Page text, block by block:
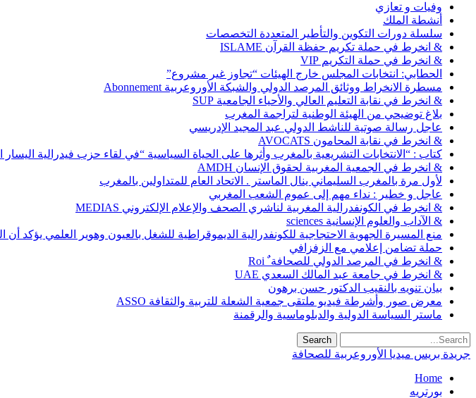
وفيات و تعازي
أنشطة الملك
سلسلة دورات التكوين والتأطير المتعددة التخصصات
& انخرط في حملة تكريم حفظة القرآن ISLAME
& انخرط في حملة التكريم VIP
الحطابي: انتخابات المجلس خارج الهيئات “تجاوز غير مشروع”
مسطرة الانخراط ووثائق المرصد الدولي والشبكة الأوروعربية Abonnement
& انخرط في نقابة التعليم العالي والأحياء الجامعية SUP
بلاغ توضيحي من الهيئة الوطنية لتراجمة المغرب
عاجل رسالة صوتية للناشط الدولي عبد المجيد الإدريسي
& انخرط في نقابة المحامون AVOCATS
كتاب : “الانتخابات التشريعية بالمغرب وأثرها على الحياة السياسية “في لقاء حزب فيدرالية
& انخرط في الجمعية المغربية لحقوق الإنسان AMDH
لأول مرة بالمغرب السليماني ينال الماستر . الاتحاد العام للمتداولين بالمغرب
عاجل و خطير : نداء مهم إلى عموم الشعب المغربي
& انخرط في الكونفدرالية المغربية لناشري الصحف والإعلام الإلكتروني MEDIAS
& الآداب والعلوم الإنسانية sciences
منع المسيرة الجهوية الاحتجاجية للكونفدرالية الديموقراطية للشغل بالعيون وهوير العلمي يؤكد أن
حملة تضامن إعلامي مع الزفزافي
& انخرط في المرصد الدولي للصحافة ٌ Roi
& انخرط في جامعة عبد المالك السعدي UAE
بيان تنويه بالنقيب الدكتور حسن برهون
معرض صور وأشرطة فيديو ملتقى جمعية الشعلة للتربية والثقافة ASSO
ماستر السياسة الدولية والدبلوماسية والرقمنة
جريدة بريس ميديا الأوروعربية للصحافة
Home
بورتريه